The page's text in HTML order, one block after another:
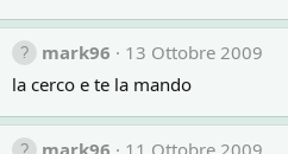
mark96
13 Ottobre 2009
la cerco e te la mando
mark96
11 Ottobre 2009